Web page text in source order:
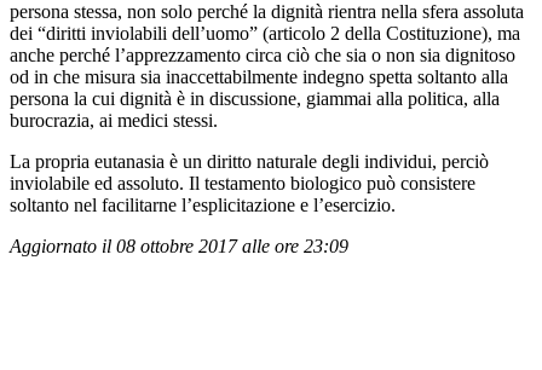
persona stessa, non solo perché la dignità rientra nella sfera assoluta
dei “diritti inviolabili dell’uomo” (articolo 2 della Costituzione), ma
anche perché l’apprezzamento circa ciò che sia o non sia dignitoso
od in che misura sia inaccettabilmente indegno spetta soltanto alla
persona la cui dignità è in discussione, giammai alla politica, alla
burocrazia, ai medici stessi.
La propria eutanasia è un diritto naturale degli individui, perciò
inviolabile ed assoluto. Il testamento biologico può consistere
soltanto nel facilitarne l’esplicitazione e l’esercizio.
Aggiornato il 08 ottobre 2017 alle ore 23:09